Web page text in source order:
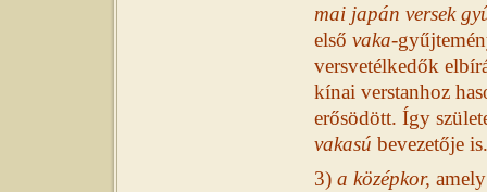
mai japán versek
első vaka-
versvetélkedők
kínai verstanhoz
erősödött. Így
vakasú bevezetője is.
3) a középkor,